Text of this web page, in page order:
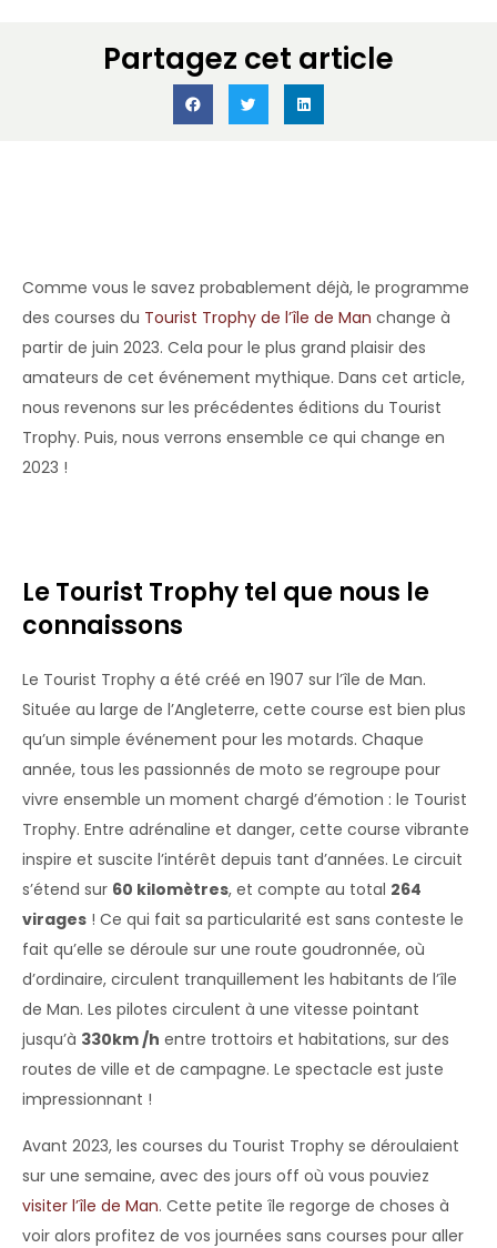
Partagez cet article
Comme vous le savez probablement déjà, le programme
des courses du Tourist Trophy de l’île de Man change à
partir de juin 2023. Cela pour le plus grand plaisir des
amateurs de cet événement mythique. Dans cet article,
nous revenons sur les précédentes éditions du Tourist
Trophy. Puis, nous verrons ensemble ce qui change en
2023 !
Le Tourist Trophy tel que nous le
connaissons
Le Tourist Trophy a été créé en 1907 sur l’île de Man.
Située au large de l’Angleterre, cette course est bien plus
qu’un simple événement pour les motards. Chaque
année, tous les passionnés de moto se regroupe pour
vivre ensemble un moment chargé d’émotion : le Tourist
Trophy. Entre adrénaline et danger, cette course vibrante
inspire et suscite l’intérêt depuis tant d’années. Le circuit
s’étend sur 60 kilomètres, et compte au total 264
virages ! Ce qui fait sa particularité est sans conteste le
fait qu’elle se déroule sur une route goudronnée, où
d’ordinaire, circulent tranquillement les habitants de l’île
de Man. Les pilotes circulent à une vitesse pointant
jusqu’à 330km /h entre trottoirs et habitations, sur des
routes de ville et de campagne. Le spectacle est juste
impressionnant !
Avant 2023, les courses du Tourist Trophy se déroulaient
sur une semaine, avec des jours off où vous pouviez
visiter l’île de Man. Cette petite île regorge de choses à
voir alors profitez de vos journées sans courses pour aller